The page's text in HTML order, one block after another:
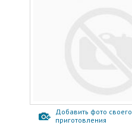
Добавить фото своего
приготовления